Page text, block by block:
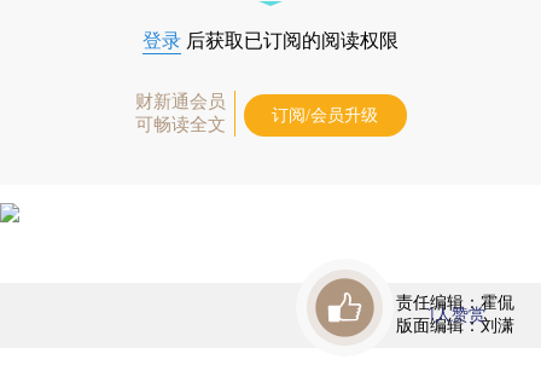
登录 后获取已订阅的阅读权限
财新通会员
可畅读全文
订阅/会员升级
责任编辑：霍侃
版面编辑：刘潇
1人赞赏